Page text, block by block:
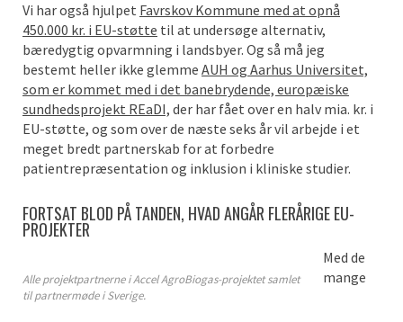
Vi har også hjulpet Favrskov Kommune med at opnå
450.000 kr. i EU-støtte til at undersøge alternativ,
bæredygtig opvarmning i landsbyer. Og så må jeg
bestemt heller ikke glemme AUH og Aarhus Universitet,
som er kommet med i det banebrydende, europæiske
sundhedsprojekt REaDI, der har fået over en halv mia. kr. i
EU-støtte, og som over de næste seks år vil arbejde i et
meget bredt partnerskab for at forbedre
patientrepræsentation og inklusion i kliniske studier.
FORTSAT BLOD PÅ TANDEN, HVAD ANGÅR FLERÅRIGE EU-
PROJEKTER
Alle projektpartnerne i Accel AgroBiogas-projektet samlet
til partnermøde i Sverige.
Med de
mange